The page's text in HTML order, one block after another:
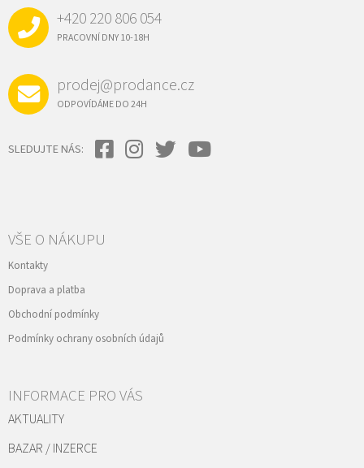
+420 220 806 054
PRACOVNÍ DNY 10-18H
prodej@prodance.cz
ODPOVÍDÁME DO 24H
SLEDUJTE NÁS:
VŠE O NÁKUPU
Kontakty
Doprava a platba
Obchodní podmínky
Podmínky ochrany osobních údajů
INFORMACE PRO VÁS
AKTUALITY
BAZAR / INZERCE